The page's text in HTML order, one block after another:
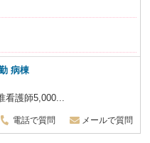
病棟
看護師5,000...
電話で質問 メールで質問